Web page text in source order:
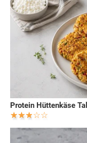
Protein Hüttenkäse